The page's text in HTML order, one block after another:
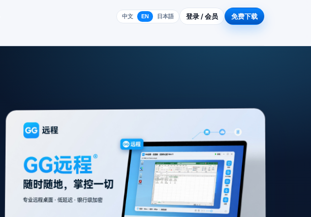
中文 EN 日本語 登录 / 会员 免费下载